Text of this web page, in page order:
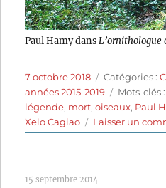
Paul Hamy dans L’ornithologue
Publié
le
7 octobre 2018 Catégories
Catégories :
années 2015-2019
Étiquettes
Mots-clés
légende, mort,oiseaux, Paul
Xelo Cagiao
Laisser un
15 septembre 2014